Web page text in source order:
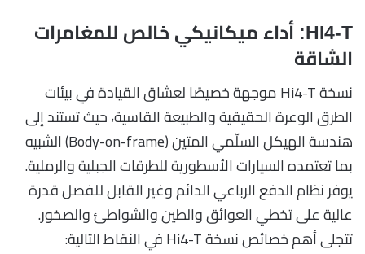
HI4-T: أداء ميكانيكي خالص للمغامرات
الشاقة
نسخة Hi4-T موجهة خصيصًا لعشاق القيادة في بيئات
الطرق الوعرة الحقيقية والطبيعة القاسية، حيث تستند إلى
هندسة الهيكل السلّمي المتين (Body-on-frame) الشبيه
بما تعتمده السيارات الأسطورية للطرقات الجبلية والرملية.
يوفر نظام الدفع الرباعي الدائم وغير القابل للفصل قدرة
عالية على تخطي العوائق والطين والشواطئ والصخور.
تتجلى أهم خصائص نسخة Hi4-T في النقاط التالية: